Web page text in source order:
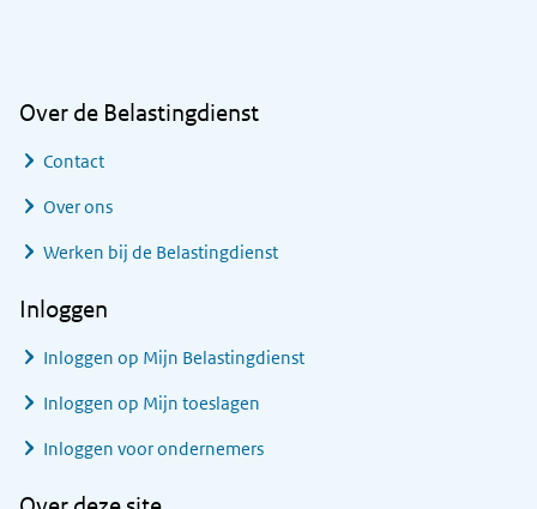
Over de Belastingdienst
Contact
Over ons
Werken bij de Belastingdienst
Inloggen
Inloggen op Mijn Belastingdienst
Inloggen op Mijn toeslagen
Inloggen voor ondernemers